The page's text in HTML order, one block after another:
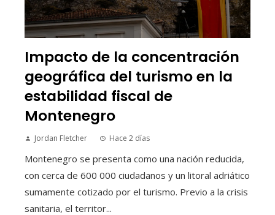
Impacto de la concentración
geográfica del turismo en la
estabilidad fiscal de
Montenegro
Jordan Fletcher Hace 2 días
Montenegro se presenta como una nación reducida,
con cerca de 600 000 ciudadanos y un litoral adriático
sumamente cotizado por el turismo. Previo a la crisis
sanitaria, el territor...